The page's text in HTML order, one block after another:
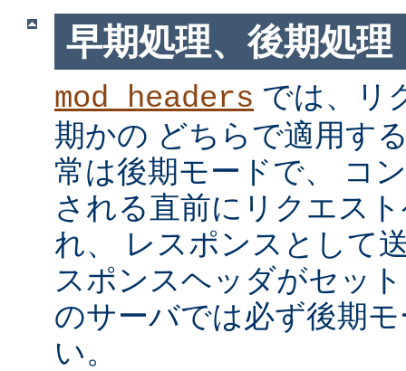
早期処理、後期処理
mod_headers では、リ
期かの どちらで適用す
常は後期モードで、 コ
される直前にリクエス
れ、 レスポンスとして
スポンスヘッダがセッ
のサーバでは必ず後期
い。